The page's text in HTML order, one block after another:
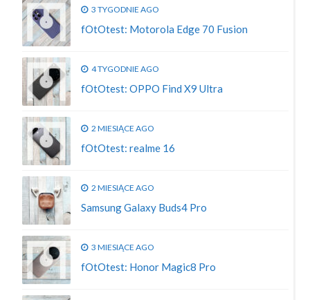
3 TYGODNIE AGO
fOtOtest: Motorola Edge 70 Fusion
4 TYGODNIE AGO
fOtOtest: OPPO Find X9 Ultra
2 MIESIĄCE AGO
fOtOtest: realme 16
2 MIESIĄCE AGO
Samsung Galaxy Buds4 Pro
3 MIESIĄCE AGO
fOtOtest: Honor Magic8 Pro